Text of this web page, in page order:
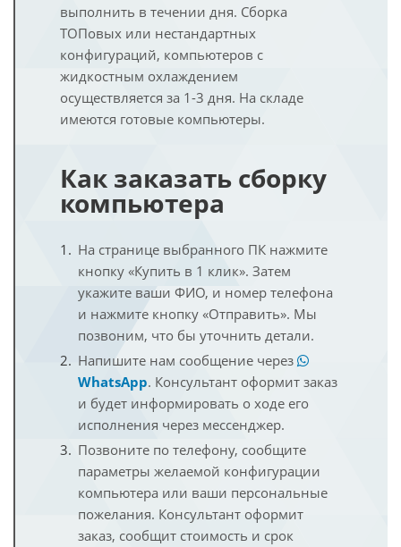
выполнить в течении дня. Сборка
ТОПовых или нестандартных
конфигураций, компьютеров с
жидкостным охлаждением
осуществляется за 1-3 дня. На складе
имеются готовые компьютеры.
Как заказать сборку
компьютера
На странице выбранного ПК нажмите
кнопку «Купить в 1 клик». Затем
укажите ваши ФИО, и номер телефона
и нажмите кнопку «Отправить». Мы
позвоним, что бы уточнить детали.
Напишите нам сообщение через
WhatsApp. Консультант оформит заказ
и будет информировать о ходе его
исполнения через мессенджер.
Позвоните по телефону, сообщите
параметры желаемой конфигурации
компьютера или ваши персональные
пожелания. Консультант оформит
заказ, сообщит стоимость и срок